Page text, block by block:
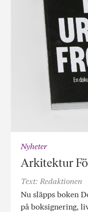
Nyheter
Arkitektur
Text: Redaktionen
Nu släpps boken
på boksignering,